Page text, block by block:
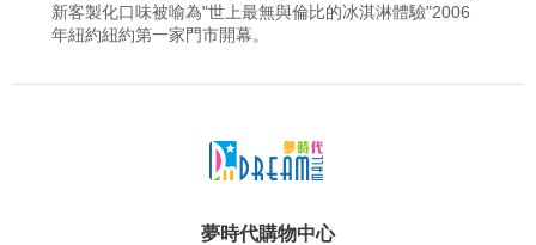
新客製化口味被喻為"世上最無與倫比的冰淇淋體驗"2006
年紐約紐約第一家門市開幕。
夢時代購物中心